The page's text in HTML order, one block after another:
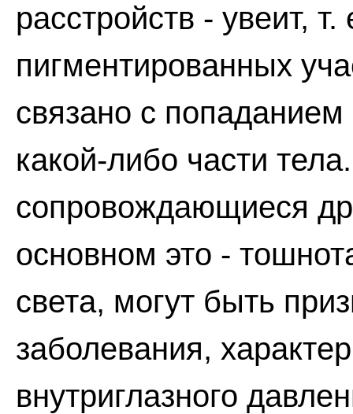
расстройств - увеит,
пигментированных
связано с
какой-либо части
сопровождающиеся
основном это -
света, могут быть
заболевания,
внутриглазного